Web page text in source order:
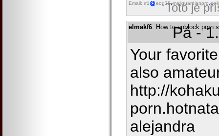
Email: rr1 eog38 mailguardianpro
Toto je
elmakf6: How to unblock porn
Pá -
Your
also
http://
alejandra